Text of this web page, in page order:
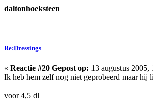
daltonhoeksteen
Re:Dressings
« Reactie #20 Gepost op: 13 augustus 2005,
Ik heb hem zelf nog niet geprobeerd maar
voor 4,5 dl